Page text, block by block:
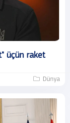
üçün raket
Dünya